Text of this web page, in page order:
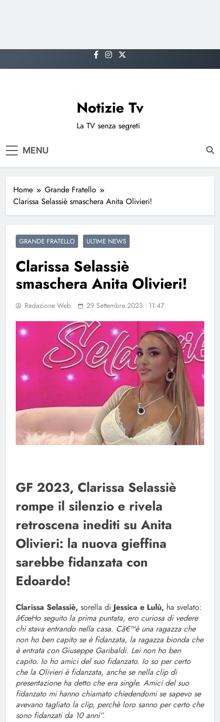
to
Notizie Tv
La TV senza segreti
MENU
Home
Grande Fratello
Clarissa Selassiè smaschera Anita Olivieri!
GRANDE FRATELLO ULTIME NEWS
Clarissa Selassiè
smaschera Anita Olivieri!
Redazione Web 29 Settembre 2023 • 11:47
GF 2023, Clarissa Selassiè
rompe il silenzio e rivela
retroscena inediti su Anita
Olivieri: la nuova gieffina
sarebbe fidanzata con
Edoardo!
Clarissa Selassiè, sorella di Jessica e Lulù, ha svelato:
â€œHo seguito la prima puntata, ero curiosa di vedere
chi stava entrando nella casa. Câ€™è una ragazza che
non ho ben capito se è fidanzata, la ragazza bionda che
è entrata con Giuseppe Garibaldi. Lei non ho ben
capito. Io ho amici del suo fidanzato. Io so per certo
che la Olivieri è fidanzata, anche se nella clip di
presentazione ha detto che era single. Amici del suo
fidanzato mi hanno chiamato chiedendomi se sapevo se
avevano tagliato la clip, perchè loro sanno per certo che
sono fidanzati da 10 anni”.